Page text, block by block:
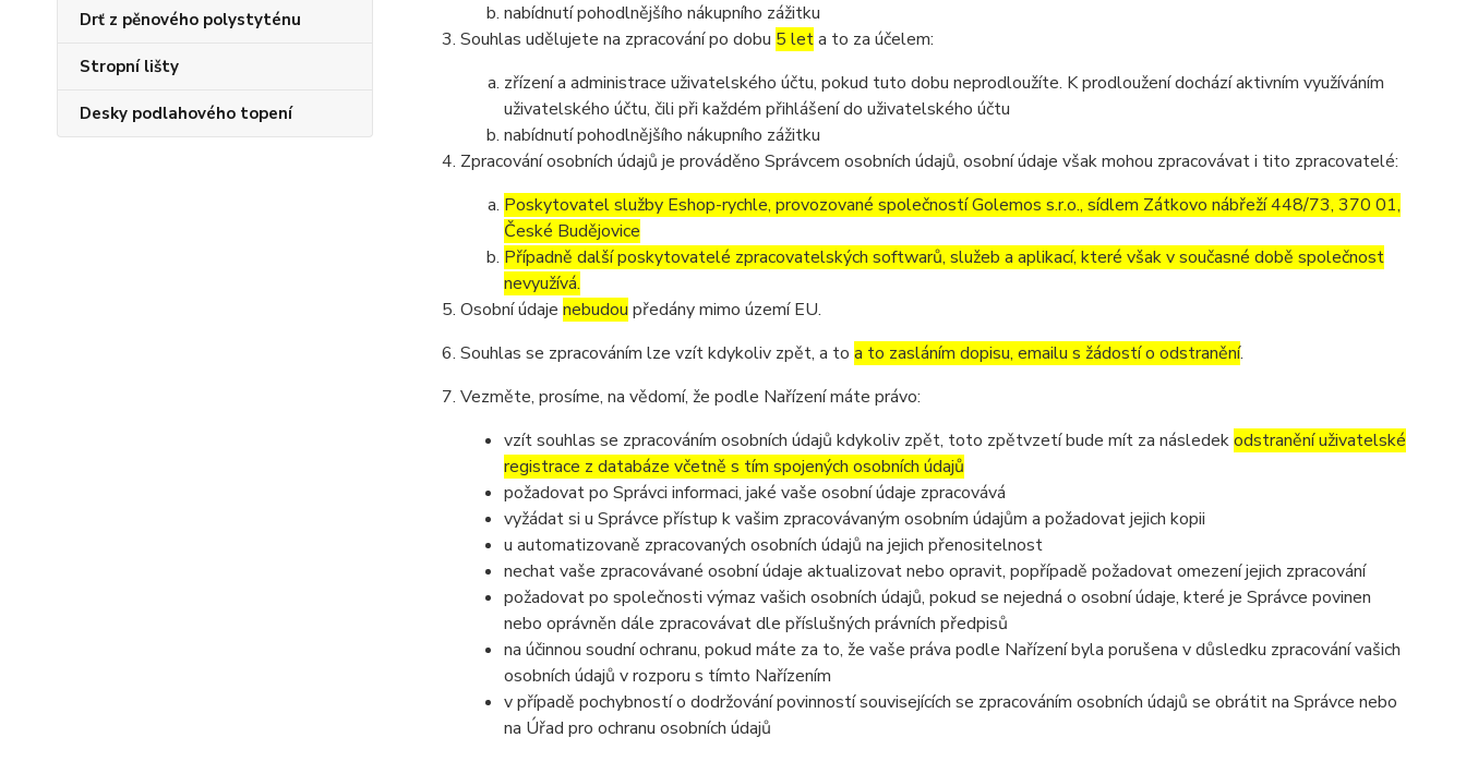
Drť z pěnového polystyténu
Stropní lišty
Desky podlahového topení
nabídnutí pohodlnějšího nákupního zážitku
Souhlas udělujete na zpracování po dobu 5 leta to za účelem:
zřízení a administrace uživatelského účtu, pokud tuto dobu neprodloužíte. K prodloužení dochází aktivním využíváním
uživatelského účtu, čili při každém přihlášení do uživatelského účtu
nabídnutí pohodlnějšího nákupního zážitku
Zpracování osobních údajů je prováděno Správcem osobních údajů, osobní údaje však mohou zpracovávat i tito zpracovatelé:
Poskytovatel služby Eshop-rychle, provozované společností Golemos s.r.o., sídlem Zátkovo nábřeží 448/73, 370 01,
České Budějovice
Případně další poskytovatelé zpracovatelských softwarů, služeb a aplikací, které však v současné době společnost
nevyužívá.
Osobní údaje nebudou předány mimo území EU.
Souhlas se zpracováním lze vzít kdykoliv zpět, a to a to zasláním dopisu, emailu s žádostí o odstranění.
Vezměte, prosíme, na vědomí, že podle Nařízení máte právo:
vzít souhlas se zpracováním osobních údajů kdykoliv zpět, toto zpětvzetí bude mít za následekodstranění uživatelské
registrace z databáze včetně s tím spojených osobních údajů
požadovat po Správci informaci, jaké vaše osobní údaje zpracovává
vyžádat si u Správce přístup k vašim zpracovávaným osobním údajům a požadovat jejich kopii
u automatizovaně zpracovaných osobních údajů na jejich přenositelnost
nechat vaše zpracovávané osobní údaje aktualizovat nebo opravit, popřípadě požadovat omezení jejich zpracování
požadovat po společnosti výmaz vašich osobních údajů, pokud se nejedná o osobní údaje, které je Správce povinen
nebo oprávněn dále zpracovávat dle příslušných právních předpisů
na účinnou soudní ochranu, pokud máte za to, že vaše práva podle Nařízení byla porušena v důsledku zpracování vašich
osobních údajů v rozporu s tímto Nařízením
v případě pochybností o dodržování povinností souvisejících se zpracováním osobních údajů se obrátit na Správce nebo
na Úřad pro ochranu osobních údajů